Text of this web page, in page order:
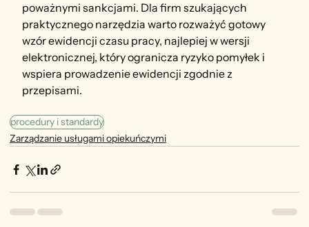
poważnymi sankcjami. Dla firm szukających
praktycznego narzędzia warto rozważyć gotowy
wzór ewidencji czasu pracy, najlepiej w wersji
elektronicznej, który ogranicza ryzyko pomyłek i
wspiera prowadzenie ewidencji zgodnie z
przepisami.
procedury i standardy
Zarządzanie usługami opiekuńczymi